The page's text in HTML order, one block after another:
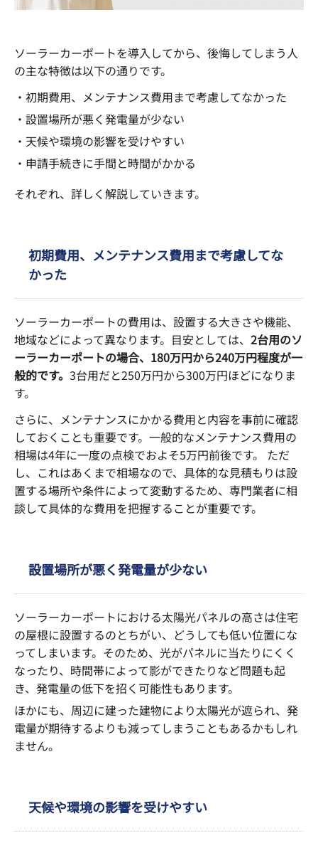
ソーラーカーポートを導入してから、後悔してしまう人
の主な特徴は以下の通りです。
・初期費用、メンテナンス費用まで考慮してなかった
・設置場所が悪く発電量が少ない
・天候や環境の影響を受けやすい
・申請手続きに手間と時間がかかる
それぞれ、詳しく解説していきます。
初期費用、メンテナンス費用まで考慮してな
かった
ソーラーカーポートの費用は、設置する大きさや機能、
地域などによって異なります。目安としては、 2台用のソ
ーラーカーポートの場合、180万円から240万円程度が一
般的です。 3台用だと250万円から300万円ほどになりま
す。
さらに、メンテナンスにかかる費用と内容を事前に確認
しておくことも重要です。一般的なメンテナンス費用の
相場は4年に一度の点検でおよそ5万円前後です。 ただ
し、これはあくまで相場なので、具体的な見積もりは設
置する場所や条件によって変動するため、専門業者に相
談して具体的な費用を把握することが重要です。
設置場所が悪く発電量が少ない
ソーラーカーポートにおける太陽光パネルの高さは住宅
の屋根に設置するのとちがい、どうしても低い位置にな
ってしまいます。そのため、光がパネルに当たりにくく
なったり、時間帯によって影ができたりなど問題も起
き、発電量の低下を招く可能性もあります。
ほかにも、周辺に建った建物により太陽光が遮られ、発
電量が期待するよりも減ってしまうこともあるかもしれ
ません。
天候や環境の影響を受けやすい